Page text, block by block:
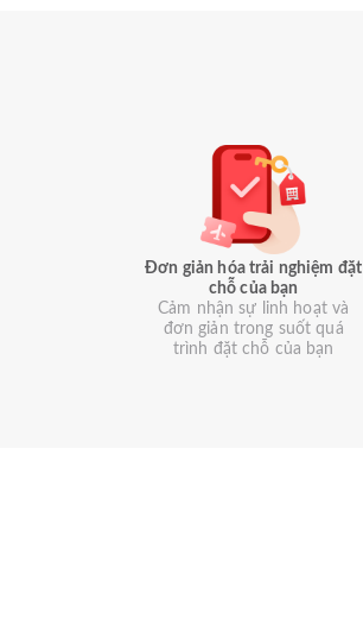
Đơn giản hóa trải nghiệm đặt
chỗ của bạn
Cảm nhận sự linh hoạt và
đơn giản trong suốt quá
trình đặt chỗ của bạn